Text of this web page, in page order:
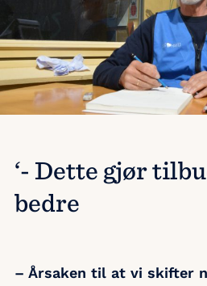
‘- Dette gjør
bedre
– Årsaken til at vi skifter